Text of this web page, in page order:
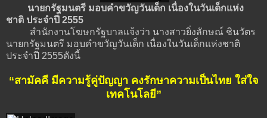
นายกรัฐมนตรี มอบคำขวัญวันเด็ก เนื่องในวันเด็กแห่ง
ชาติ ประจำปี 2555
สำนักงานโฆษกรัฐบาลแจ้งว่า นางสาวยิ่งลักษณ์ ชินวัตร
นายกรัฐมนตรี มอบคำขวัญวันเด็ก เนื่องในวันเด็กแห่งชาติ
ประจำปี 2555ดังนี้
“สามัคคี มีความรู้คู่ปัญญา คงรักษาความเป็นไทย ใส่ใจ
เทคโนโลยี”